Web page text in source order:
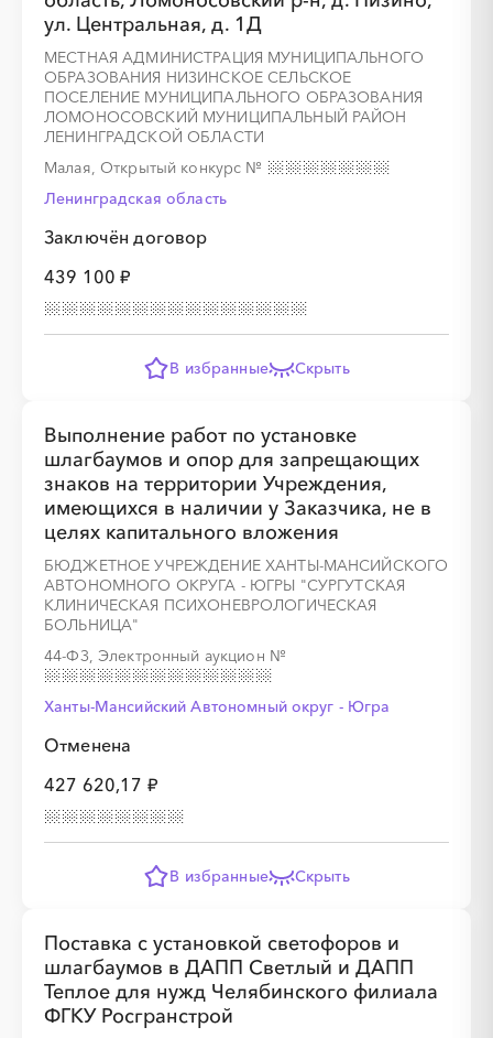
ул. Центральная, д. 1Д
МЕСТНАЯ АДМИНИСТРАЦИЯ МУНИЦИПАЛЬНОГО
ОБРАЗОВАНИЯ НИЗИНСКОЕ СЕЛЬСКОЕ
ПОСЕЛЕНИЕ МУНИЦИПАЛЬНОГО ОБРАЗОВАНИЯ
ЛОМОНОСОВСКИЙ МУНИЦИПАЛЬНЫЙ РАЙОН
ЛЕНИНГРАДСКОЙ ОБЛАСТИ
Малая, Открытый конкурс №
Ленинградская область
Заключён договор
439 100 ₽
В избранные Скрыть
Выполнение работ по установке
шлагбаумов и опор для запрещающих
знаков на территории Учреждения,
имеющихся в наличии у Заказчика, не в
целях капитального вложения
БЮДЖЕТНОЕ УЧРЕЖДЕНИЕ ХАНТЫ-МАНСИЙСКОГО
АВТОНОМНОГО ОКРУГА - ЮГРЫ "СУРГУТСКАЯ
КЛИНИЧЕСКАЯ ПСИХОНЕВРОЛОГИЧЕСКАЯ
БОЛЬНИЦА"
44-ФЗ, Электронный аукцион №
Ханты-Мансийский Автономный округ - Югра
Отменена
427 620,17 ₽
В избранные Скрыть
Поставка с установкой светофоров и
шлагбаумов в ДАПП Светлый и ДАПП
Теплое для нужд Челябинского филиала
ФГКУ Росгранстрой